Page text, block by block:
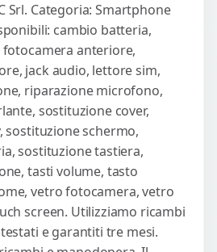
Srl. Categoria: Smartphone
cambio batteria,
anteriore,
jack audio, lettore sim,
riparazione microfono,
sostituzione cover,
sostituzione schermo,
sostituzione tastiera,
tasti volume, tasto
vetro fotocamera, vetro
screen. Utilizziamo ricambi
e garantiti tre mesi.